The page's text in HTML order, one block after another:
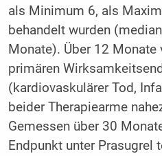
als Minimum 6, als
behandelt wurden
Monate). Über 12
primären
(kardiovaskulärer Tod,
beider Therapiearme
Gemessen über 30
Endpunkt unter Prasugrel